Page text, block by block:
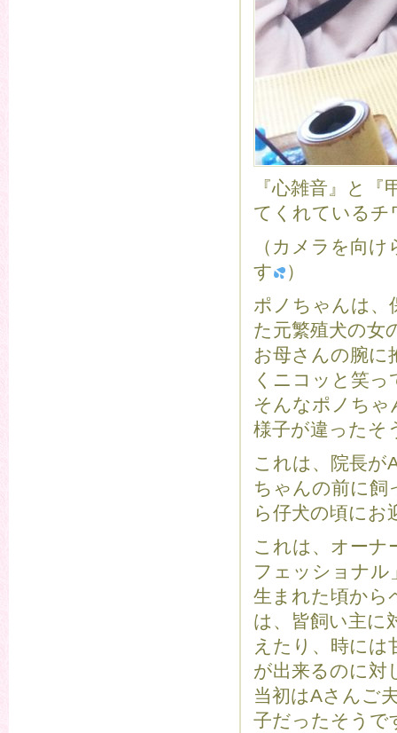
『心雑音』と
てくれているチ
（カメラを向
す
）
ポノちゃんは、
た元繁殖犬の女
お母さんの腕に
くニコッと笑
そんなポノちゃ
様子が違ったそ
これは、院長が
ちゃんの前に
ら仔犬の頃にお
これは、オーナ
フェッショナル
生まれた頃から
は、皆飼い主に
えたり、時に
が出来るのに対
当初はAさんご
子だったそうで